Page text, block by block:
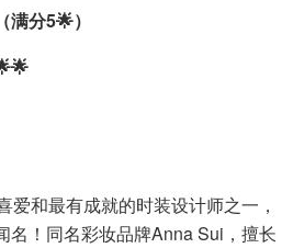
分5🌟）
爱和最有成就的时装设计师之一，
名！同名彩妆品牌Anna Sui，擅长